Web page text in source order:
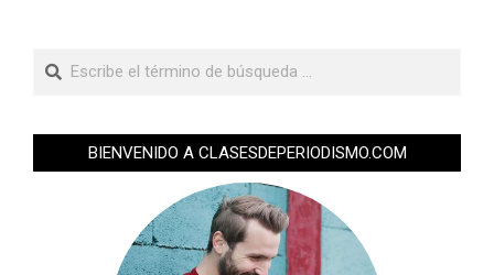
BIENVENIDO A CLASESDEPERIODISMO.COM